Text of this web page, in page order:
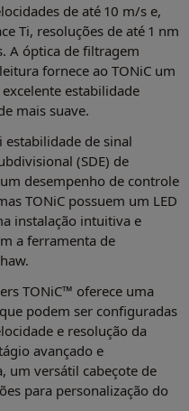
de até 10 m/s e,
Ti, resoluções de até 1 nm
A óptica de filtragem
fornece ao TONiC um
estabilidade
mais suave.
estabilidade de sinal
(SDE) de
desempenho de controle
TONiC possuem um LED
instalação intuitiva e
a ferramenta de
TONiC™ oferece uma
podem ser configuradas
e resolução da
avançado e
um versátil cabeçote de
para personalização do